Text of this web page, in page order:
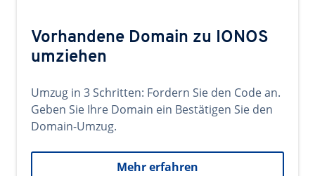
Vorhandene Domain zu IONOS
umziehen
Umzug in 3 Schritten: Fordern Sie den Code an.
Geben Sie Ihre Domain ein Bestätigen Sie den
Domain-Umzug.
Mehr erfahren